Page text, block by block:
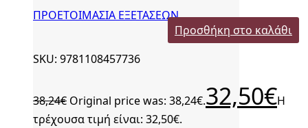
ΠΡΟΕΤΟΙΜΑΣΙΑ ΕΞΕΤΑΣΕΩΝ
Προσθήκη στο καλάθι
SKU: 9781108457736
38,24€ Original price was: 38,24€.32,50€Η
τρέχουσα τιμή είναι: 32,50€.